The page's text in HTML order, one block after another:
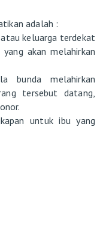
adalah :
keluarga terdekat
akan melahirkan
bunda melahirkan
tersebut datang,
untuk ibu yang